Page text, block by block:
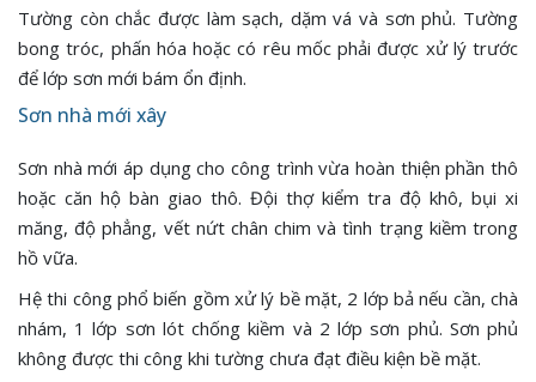
Tường còn chắc được làm sạch, dặm vá và sơn phủ. Tường
bong tróc, phấn hóa hoặc có rêu mốc phải được xử lý trước
để lớp sơn mới bám ổn định.
Sơn nhà mới xây
Sơn nhà mới áp dụng cho công trình vừa hoàn thiện phần thô
hoặc căn hộ bàn giao thô. Đội thợ kiểm tra độ khô, bụi xi
măng, độ phẳng, vết nứt chân chim và tình trạng kiềm trong
hồ vữa.
Hệ thi công phổ biến gồm xử lý bề mặt, 2 lớp bả nếu cần, chà
nhám, 1 lớp sơn lót chống kiềm và 2 lớp sơn phủ. Sơn phủ
không được thi công khi tường chưa đạt điều kiện bề mặt.